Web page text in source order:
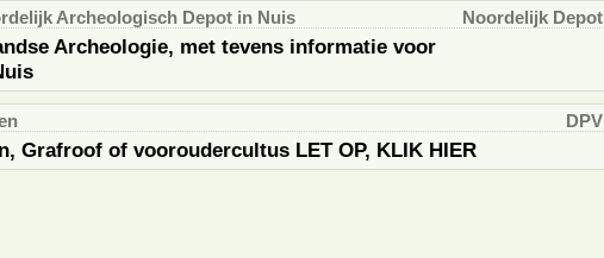
Archeologisch Depot in Nuis Noordelijk Depot
Archeologie, met tevens informatie voor
DPV
Grafroof of vooroudercultus LET OP, KLIK HIER